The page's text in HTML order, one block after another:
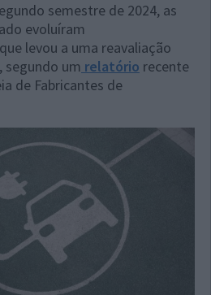
semestre de 2024, as
evoluíram
levou a uma reavaliação
segundo um relatório recente
de Fabricantes de